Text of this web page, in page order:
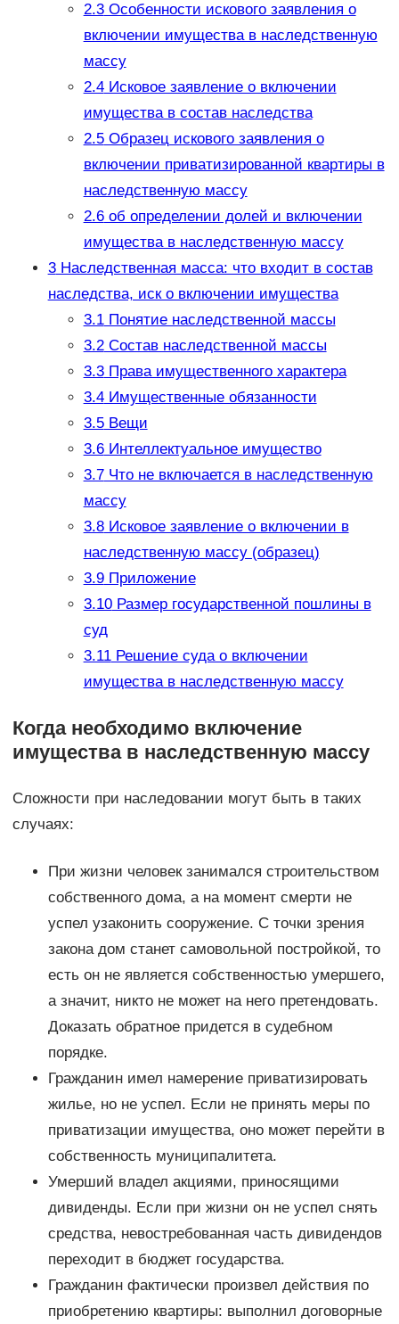
2.3Особенности искового заявления о
включении имущества в наследственную
массу
2.4Исковое заявление о включении
имущества в состав наследства
2.5Образец искового заявления о
включении приватизированной квартиры в
наследственную массу
2.6об определении долей и включении
имущества в наследственную массу
3Наследственная масса: что входит в состав
наследства, иск о включении имущества
3.1Понятие наследственной массы
3.2Состав наследственной массы
3.3Права имущественного характера
3.4Имущественные обязанности
3.5Вещи
3.6Интеллектуальное имущество
3.7Что не включается в наследственную
массу
3.8Исковое заявление о включении в
наследственную массу (образец)
3.9Приложение
3.10Размер государственной пошлины в
суд
3.11Решение суда о включении
имущества в наследственную массу
Когда необходимо включение
имущества в наследственную массу
Сложности при наследовании могут быть в таких
случаях:
При жизни человек занимался строительством
собственного дома, а на момент смерти не
успел узаконить сооружение. С точки зрения
закона дом станет самовольной постройкой, то
есть он не является собственностью умершего,
а значит, никто не может на него претендовать.
Доказать обратное придется в судебном
порядке.
Гражданин имел намерение приватизировать
жилье, но не успел. Если не принять меры по
приватизации имущества, оно может перейти в
собственность муниципалитета.
Умерший владел акциями, приносящими
дивиденды. Если при жизни он не успел снять
средства, невостребованная часть дивидендов
переходит в бюджет государства.
Гражданин фактически произвел действия по
приобретению квартиры: выполнил договорные